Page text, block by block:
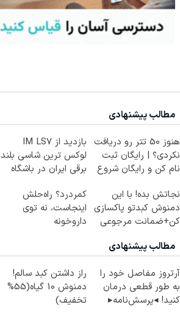
مطالب پیشنهادی
هنوز 50 تتر رو دریافت
نکردی؟ | رایگان ثبت
نام کن و رایگان شروع
بازدید از IM LS7
لوکس ترین شاسی بلند
برقی ایران در باشگاه
نجاتش بده! با این
دمنوش کبدتو پاکسازی
کن+ضمانت مرجوعی
کمردرد؟ راه‌حلش
اینجاست، نه توی
داروخونه
مطالب پیشنهادی
آرتروز مفاصل خود را
به طور قطعی درمان
کنید! ◂پرسش‌نامه▸
راز داشتن کبد سالم!
دمنوش 10 گیاه(55%
تخفیف)